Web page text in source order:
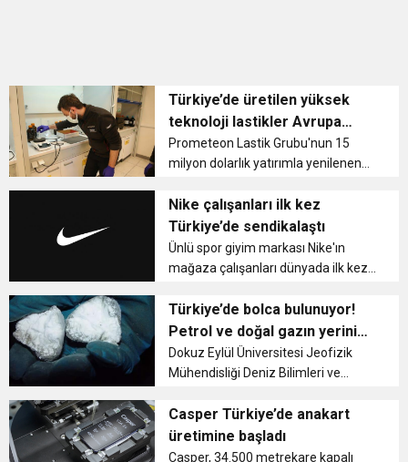
Türkiye’de üretilen yüksek
teknoloji lastikler Avrupa
yollarında
Prometeon Lastik Grubu'nun 15
milyon dolarlık yatırımla yenilenen
geliştirilen ürünler, Türkiye
ekonomisine katma değer
oluşturuyor....
Nike çalışanları ilk kez
Türkiye’de sendikalaştı
Ünlü spor giyim markası Nike'ın
mağaza çalışanları dünyada ilk kez
sendikalaştı....
Türkiye’de bolca bulunuyor!
Petrol ve doğal gazın yerini
alabilir
Dokuz Eylül Üniversitesi Jeofizik
Mühendisliği Deniz Bilimleri ve
görevli Prof. Dr. Günay Çifci, Türk
denizlerinde yüksek miktarda gaz
hidrat rezervlerinin bulunduğunu b...
Casper Türkiye’de anakart
üretimine başladı
Casper, 34.500 metrekare kapalı